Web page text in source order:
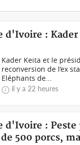
d'Ivoire :
Kader Keita et le
reconversion de l’ex
Eléphants de...
il y a 22 heures
d'Ivoire : Peste
500 porcs,